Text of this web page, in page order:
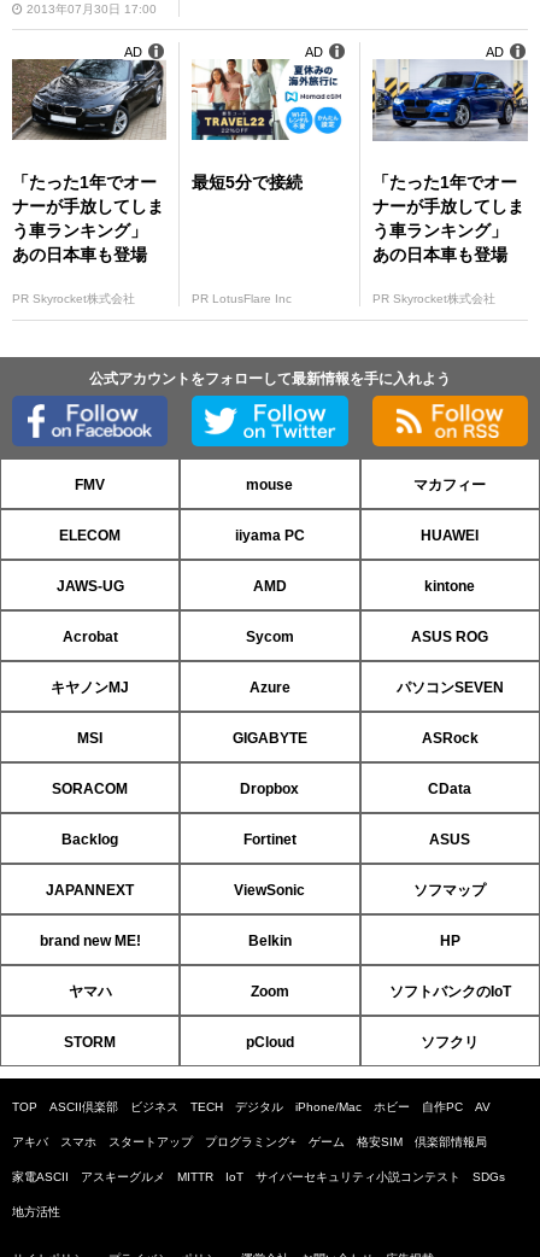
2013年07月30日 17:00
「たった1年でオー
ナーが手放してしま
う車ランキング」
あの日本車も登場
PR Skyrocket株式会社
AD
最短5分で接続
PR LotusFlare Inc
AD
「たった1年でオー
ナーが手放してしま
う車ランキング」
あの日本車も登場
PR Skyrocket株式会社
AD
公式アカウントをフォローして最新情報を手に入れよう
FMV mouse マカフィー
ELECOM iiyama PC HUAWEI
JAWS-UG AMD kintone
Acrobat Sycom ASUS ROG
キヤノンMJ Azure パソコンSEVEN
MSI GIGABYTE ASRock
SORACOM Dropbox CData
Backlog Fortinet ASUS
JAPANNEXT ViewSonic ソフマップ
brand new ME! Belkin HP
ヤマハ Zoom ソフトバンクのIoT
STORM pCloud ソフクリ
TOP ASCII倶楽部 ビジネス TECH デジタル iPhone/Mac ホビー 自作PC AV
アキバ スマホ スタートアップ プログラミング+ ゲーム 格安SIM 倶楽部情報局
家電ASCII アスキーグルメ MITTR IoT サイバーセキュリティ小説コンテスト SDGs
地方活性